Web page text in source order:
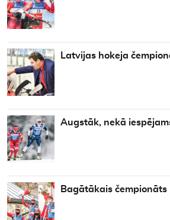
Latvijas hokeja
Augstāk, nekā
Bagātākais čempionāts